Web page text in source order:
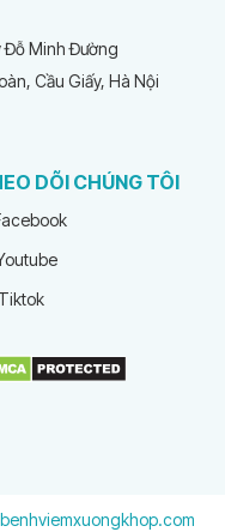
Đỗ Minh Đường
Cầu Giấy, Hà Nội
DÕI CHÚNG TÔI
Tiktok
benhviemxuongkhop.com